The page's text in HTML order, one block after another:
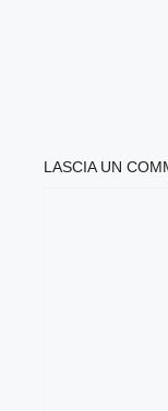
LASCIA UN